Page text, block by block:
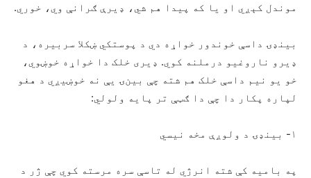
موندل کېږي او یا که پیدا هم شي، ډیرې ګرانې وي، خوري.
بینډۍ داسې خوندور خواړه دي د پوستکي ښکلا سربیره، د
ډیرو ناروغیو درملنه کوي. ډیری خلک دا خواړه خوښوي،
خو یو نیم داسې خلک هم شته چې بین‌ۍ یې نه خوښیږي د هغو
لپاره پکار دا چې دا ګټې تر پایه ولولي:
۱- بینډۍ د ولوږې مخه نیسي
په بامیه کې شته انرژي له تاسې سره مرسته کوي چې ژر د